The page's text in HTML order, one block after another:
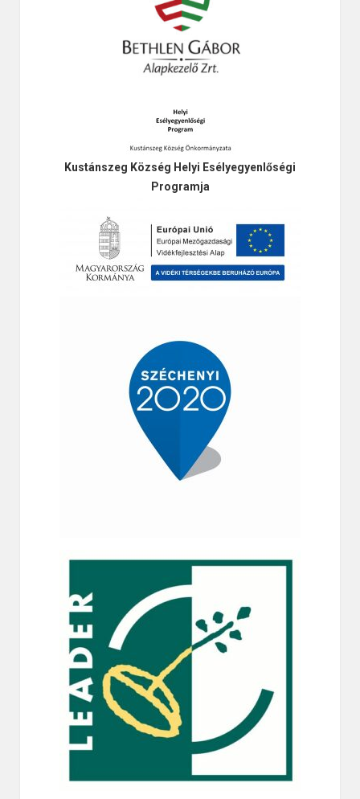
Kustánszeg Község Helyi Esélyegyenlőségi
Programja